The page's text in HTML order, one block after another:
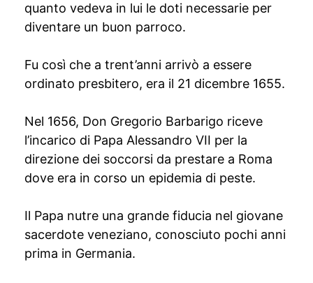
quanto vedeva in lui le doti necessarie per
diventare un buon parroco.
Fu così che a trent’anni arrivò a essere
ordinato presbitero, era il 21 dicembre 1655.
Nel 1656, Don Gregorio Barbarigo riceve
l’incarico di Papa Alessandro VII per la
direzione dei soccorsi da prestare a Roma
dove era in corso un epidemia di peste.
Il Papa nutre una grande fiducia nel giovane
sacerdote veneziano, conosciuto pochi anni
prima in Germania.